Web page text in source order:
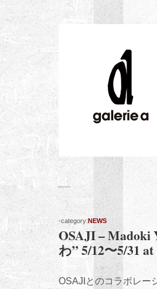
-category:NEWS
OSAJI – Madoki
わ” 5/12〜5/31
OSAJIとのコラボレー